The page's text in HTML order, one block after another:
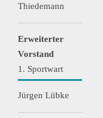
Thiedemann
Erweiterter
Vorstand
1. Sportwart
Jürgen Lübke